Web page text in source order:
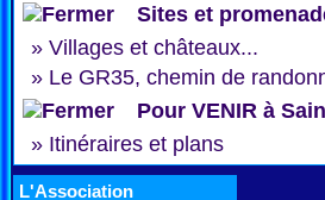
Sites et
» Villages et châteaux...
» Le GR35, chemin de
Pour VENIR à
» Itinéraires et plans
L'Association